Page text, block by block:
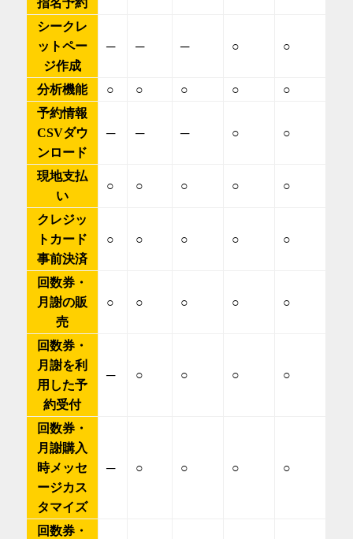
指名予約
シークレ
ットペー
ジ作成
─ ─ ─ ○ ○
分析機能 ○ ○ ○ ○
○
予約情報
CSVダウ
ンロード
─ ─ ─ ○ ○
現地支払
い
○ ○ ○ ○ ○
クレジッ
トカード
事前決済
○ ○ ○ ○ ○
回数券・
月謝の販
売
○ ○ ○ ○ ○
回数券・
月謝を利
用した予
約受付
─ ○ ○ ○ ○
回数券・
月謝購入
時メッセ
ージカス
タマイズ
─ ○ ○ ○ ○
回数券・